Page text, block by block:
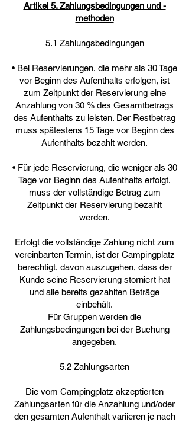
Artikel 5. Zahlungsbedingungen und -
methoden
5.1 Zahlungsbedingungen
• Bei Reservierungen, die mehr als 30 Tage
vor Beginn des Aufenthalts erfolgen, ist
zum Zeitpunkt der Reservierung eine
Anzahlung von 30 % des Gesamtbetrags
des Aufenthalts zu leisten. Der Restbetrag
muss spätestens 15 Tage vor Beginn des
Aufenthalts bezahlt werden.
• Für jede Reservierung, die weniger als 30
Tage vor Beginn des Aufenthalts erfolgt,
muss der vollständige Betrag zum
Zeitpunkt der Reservierung bezahlt
werden.
Erfolgt die vollständige Zahlung nicht zum
vereinbarten Termin, ist der Campingplatz
berechtigt, davon auszugehen, dass der
Kunde seine Reservierung storniert hat
und alle bereits gezahlten Beträge
einbehält.
Für Gruppen werden die
Zahlungsbedingungen bei der Buchung
angegeben.
5.2 Zahlungsarten
Die vom Campingplatz akzeptierten
Zahlungsarten für die Anzahlung und/oder
den gesamten Aufenthalt variieren je nach